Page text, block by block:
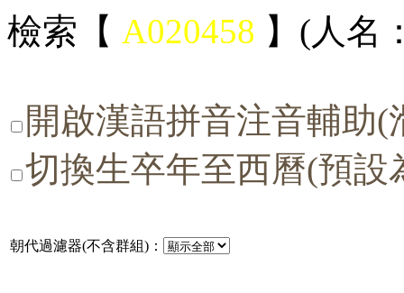
檢索【 A020458 】(人名
開啟漢語拼音注音輔助
切換生卒年至西曆(預設
朝代過濾器(不含群組)：